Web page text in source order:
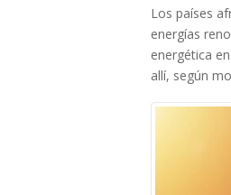
Los países
energías
energética
allí, según